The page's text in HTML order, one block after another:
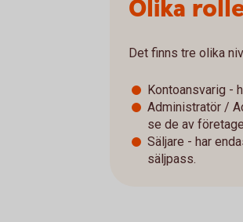
Olika
Det finns tre olika
Kontoansvarig -
Administratör /
se de av
Säljare - har
säljpass.